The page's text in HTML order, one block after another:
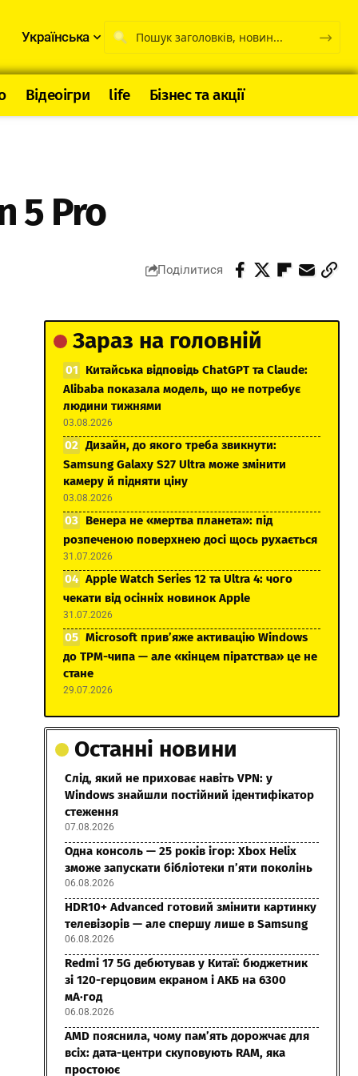
Українська
Відеоігри life Бізнес та акції
5 Pro
Поділитися
Зараз на головній
Китайська відповідь ChatGPT та Claude:
Alibaba показала модель, що не потребує
людини тижнями
03.08.2026
Дизайн, до якого треба звикнути:
Samsung Galaxy S27 Ultra може змінити
камеру й підняти ціну
03.08.2026
Венера не «мертва планета»: під
розпеченою поверхнею досі щось рухається
31.07.2026
Apple Watch Series 12 та Ultra 4: чого
чекати від осінніх новинок Apple
31.07.2026
Microsoft прив’яже активацію Windows
до TPM-чипа — але «кінцем піратства» це не
стане
29.07.2026
Останні новини
Слід, який не приховає навіть VPN: у
Windows знайшли постійний ідентифікатор
стеження
07.08.2026
Одна консоль — 25 років ігор: Xbox Helix
зможе запускати бібліотеки п’яти поколінь
06.08.2026
HDR10+ Advanced готовий змінити картинку
телевізорів — але спершу лише в Samsung
06.08.2026
Redmi 17 5G дебютував у Китаї: бюджетник
зі 120-герцовим екраном і АКБ на 6300
мА·год
06.08.2026
AMD пояснила, чому пам’ять дорожчає для
всіх: дата-центри скуповують RAM, яка
простоює